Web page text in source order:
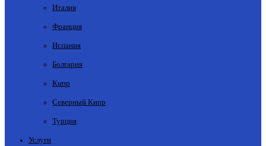
Италия
Франция
Испания
Болгария
Кипр
Северный Кипр
Турция
Услуги